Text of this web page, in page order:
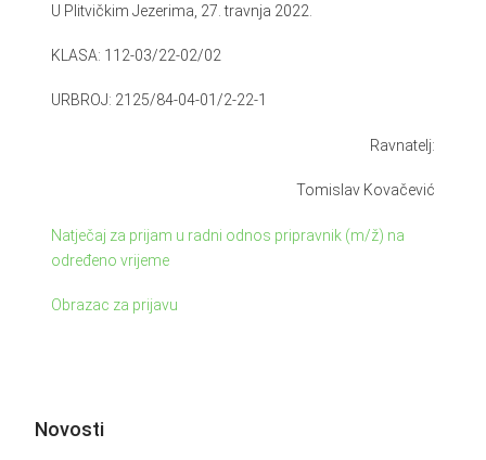
U Plitvičkim Jezerima, 27. travnja 2022.
KLASA: 112-03/22-02/02
URBROJ: 2125/84-04-01/2-22-1
Ravnatelj:
Tomislav Kovačević
Natječaj za prijam u radni odnos pripravnik (m/ž) na
određeno vrijeme
Obrazac za prijavu
Novosti